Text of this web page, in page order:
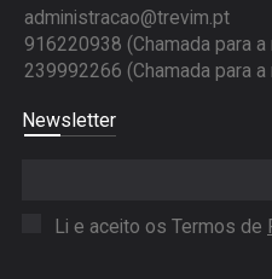
administracao@trevim.pt
916220938 (Chamada para
239992266 (Chamada para
Newsletter
Li e aceito os Termos de